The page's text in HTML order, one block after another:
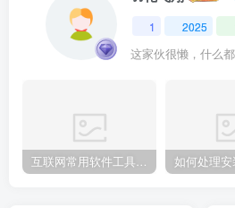
1 2025
这家伙很懒，什么
互联网常用软件工具资源汇总贴